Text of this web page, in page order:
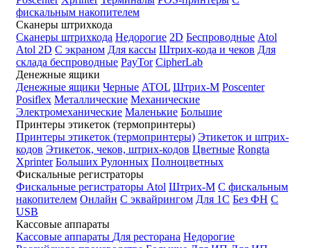
фискальным накопителем
Сканеры штрихкода
Сканеры штрихкода Недорогие 2D Беспроводные Atol
Atol 2D С экраном Для кассы Штрих-кода и чеков Для
склада беспроводные PayTor CipherLab
Денежные ящики
Денежные ящики Черные ATOL Штрих-М Poscenter
Posiflex Металлические Механические
Электромеханические Маленькие Большие
Принтеры этикеток (термопринтеры)
Принтеры этикеток (термопринтеры) Этикеток и штрих-
кодов Этикеток, чеков, штрих-кодов Цветные Rongta
Xprinter Больших Рулонных Полноцветных
Фискальные регистраторы
Фискальные регистраторы Atol Штрих-М С фискальным
накопителем Онлайн С эквайрингом Для 1С Без ФН С
USB
Кассовые аппараты
Кассовые аппараты Для ресторана Недорогие